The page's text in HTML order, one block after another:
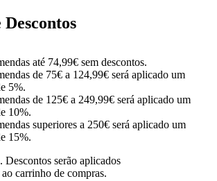
até 74,99€ sem descontos.
de 75€ a 124,99€ será aplicado um
5%.
de 125€ a 249,99€ será aplicado um
10%.
superiores a 250€ será aplicado um
15%.
Descontos serão aplicados
carrinho de compras.